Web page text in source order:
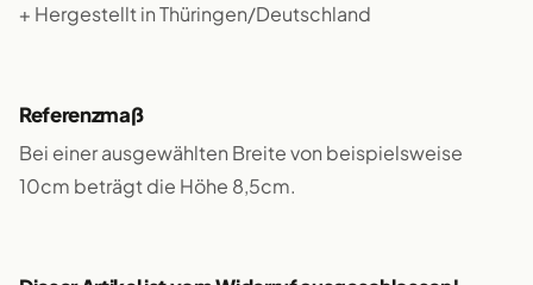
+ Hergestellt in Thüringen/Deutschland
Referenzmaß
Bei einer ausgewählten Breite von beispielsweise
10cm beträgt die Höhe 8,5cm.